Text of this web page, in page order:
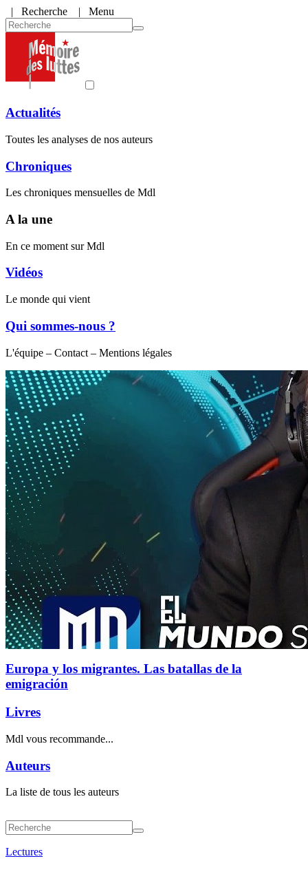
| Recherche | Menu
Actualités
Toutes les analyses de nos auteurs
Chroniques
Les chroniques mensuelles de Mdl
A la une
En ce moment sur Mdl
Vidéos
Le monde qui vient
Qui sommes-nous ?
L'équipe – Contact – Mentions légales
Europa y los migrantes. Las batallas de la
emigración
Livres
Mdl vous recommande...
Auteurs
La liste de tous les auteurs
Lectures